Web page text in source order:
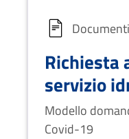
Richiesta
servizio
2021
Modello
Covid-19